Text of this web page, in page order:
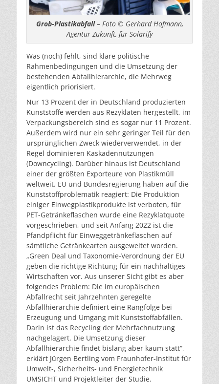
Grob-Plastikabfall– Foto © Gerhard Hofmann,
Agentur Zukunft, für Solarify
Was (noch) fehlt, sind klare politische
Rahmenbedingungen und die Umsetzung der
bestehenden Abfallhierarchie, die Mehrweg
eigentlich priorisiert.
Nur 13 Prozent der in Deutschland produzierten
Kunststoffe werden aus Rezyklaten hergestellt, im
Verpackungsbereich sind es sogar nur 11 Prozent.
Außerdem wird nur ein sehr geringer Teil für den
ursprünglichen Zweck wiederverwendet, in der
Regel dominieren Kaskadennutzungen
(Downcycling). Darüber hinaus ist Deutschland
einer der größten Exporteure von Plastikmüll
weltweit. EU und Bundesregierung haben auf die
Kunststoffproblematik reagiert: Die Produktion
einiger Einwegplastikprodukte ist verboten, für
PET-Getränkeflaschen wurde eine Rezyklatquote
vorgeschrieben, und seit Anfang 2022 ist die
Pfandpflicht für Einweggetränkeflaschen auf
sämtliche Getränkearten ausgeweitet worden.
„Green Deal und Taxonomie-Verordnung der EU
geben die richtige Richtung für ein nachhaltiges
Wirtschaften vor. Aus unserer Sicht gibt es aber
folgendes Problem: Die im europäischen
Abfallrecht seit Jahrzehnten geregelte
Abfallhierarchie definiert eine Rangfolge bei
Erzeugung und Umgang mit Kunststoffabfällen.
Darin ist das Recycling der Mehrfachnutzung
nachgelagert. Die Umsetzung dieser
Abfallhierarchie findet bislang aber kaum statt“,
erklärt Jürgen Bertling vom Fraunhofer-Institut für
Umwelt-, Sicherheits- und Energietechnik
UMSICHT und Projektleiter der Studie.